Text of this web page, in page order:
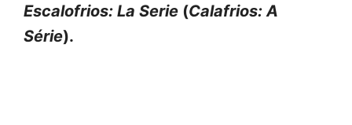
Escalofrios: La Serie (Calafrios: A
Série).